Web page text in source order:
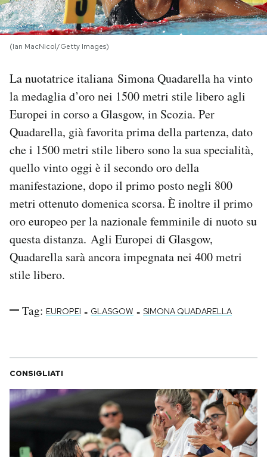
NEWSLETTER
SHOP
CALENDARIO
AREA PERSONALE
Area Personale
Hai bisogno di aiuto?
Esci
(Ian MacNicol/Getty Images)
La nuotatrice italiana Simona Quadarella ha vinto
la medaglia d’oro nei 1500 metri stile libero agli
Europei in corso a Glasgow, in Scozia. Per
Quadarella, già favorita prima della partenza, dato
che i 1500 metri stile libero sono la sua specialità,
quello vinto oggi è il secondo oro della
manifestazione, dopo il primo posto negli 800
metri ottenuto domenica scorsa. È inoltre il primo
oro europeo per la nazionale femminile di nuoto su
questa distanza. Agli Europei di Glasgow,
Quadarella sarà ancora impegnata nei 400 metri
stile libero.
Tag: EUROPEI - GLASGOW - SIMONA QUADARELLA
CONSIGLIATI